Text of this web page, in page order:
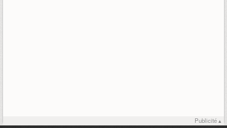
Publicité ▴